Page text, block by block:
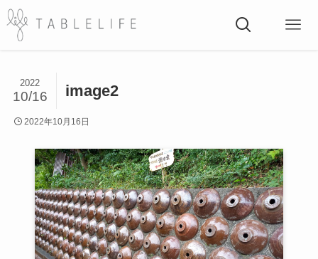
image2
2022
10/16
2022年10月16日